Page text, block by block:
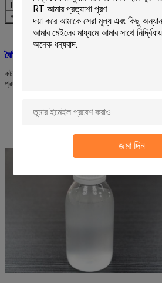
জমা দিন
PH মান
5~8
প্যাকিং
120 কেজি প্লাস্টিক ড্রাম
বৈশিষ্ট্য:
কটন, উল, লিনেন, পলিয়েস্টার এবং তাদের মিশ্রিত কাপড়ে
প্রদান করে।